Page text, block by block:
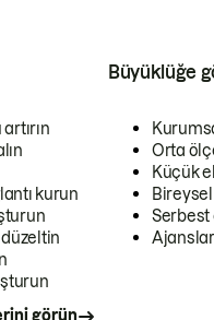
kurun
düzeltin
görün
Büyüklüğe
Orta
Küçük
Serbest
Ajanslar